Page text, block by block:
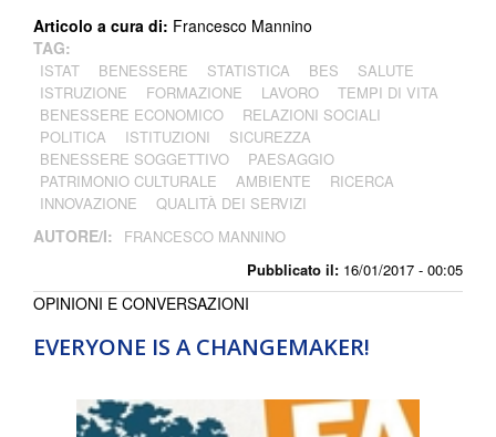
Pubblicato il: 16/01/2017 - 00:05
Articolo a cura di: Francesco Mannino
TAG:
ISTAT BENESSERE STATISTICA BES
SALUTE
ISTRUZIONE
FORMAZIONE LAVORO
TEMPI DI VITA
BENESSERE ECONOMICO
RELAZIONI SOCIALI
POLITICA
ISTITUZIONI
SICUREZZA
BENESSERE SOGGETTIVO
PAESAGGIO
PATRIMONIO CULTURALE
AMBIENTE
RICERCA
INNOVAZIONE
QUALITÀ DEI SERVIZI
AUTORE/I: FRANCESCO MANNINO
EVERYONE IS A CHANGEMAKER!
OPINIONI E CONVERSAZIONI